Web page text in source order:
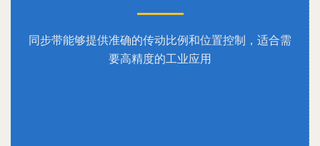
同步带能够提供准确的传动比例和位置控制，适合需
要高精度的工业应用